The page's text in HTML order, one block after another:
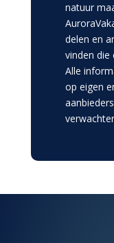
natuur
delen en
vinden die
Alle
op eigen